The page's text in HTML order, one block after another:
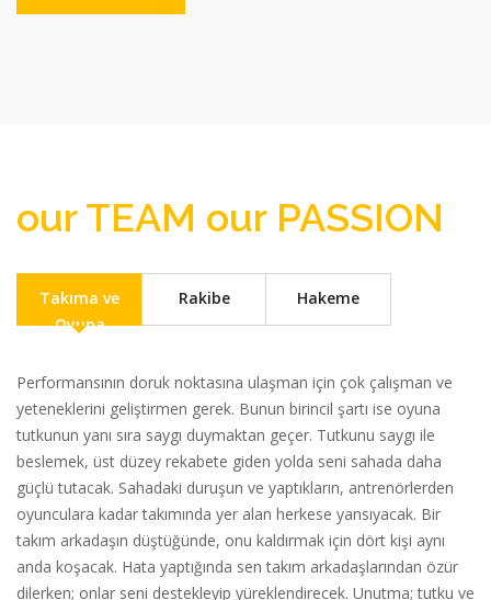
our TEAM our PASSION
Takıma ve
Oyuna
Rakibe Hakeme
Performansının doruk noktasına ulaşman için çok çalışman ve
yeteneklerini geliştirmen gerek. Bunun birincil şartı ise oyuna
tutkunun yanı sıra saygı duymaktan geçer. Tutkunu saygı ile
beslemek, üst düzey rekabete giden yolda seni sahada daha
güçlü tutacak. Sahadaki duruşun ve yaptıkların, antrenörlerden
oyunculara kadar takımında yer alan herkese yansıyacak. Bir
takım arkadaşın düştüğünde, onu kaldırmak için dört kişi aynı
anda koşacak. Hata yaptığında sen takım arkadaşlarından özür
dilerken; onlar seni destekleyip yüreklendirecek. Unutma; tutku ve